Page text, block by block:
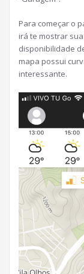
Para começar o
irá te mostrar
disponibilidade
mapa possui
interessante.